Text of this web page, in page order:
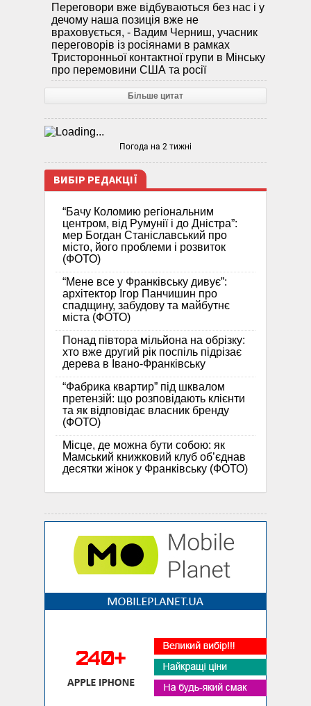
Переговори вже відбуваються без нас і у
дечому наша позиція вже не
враховується, - Вадим Черниш, учасник
переговорів із росіянами в рамках
Тристоронньої контактної групи в Мінську
про перемовини США та росії
Більше цитат
Погода на 2 тижні
ВИБІР РЕДАКЦІЇ
“Бачу Коломию регіональним
центром, від Румунії і до Дністра”:
мер Богдан Станіславський про
місто, його проблеми і розвиток
(ФОТО)
“Мене все у Франківську дивує”:
архітектор Ігор Панчишин про
спадщину, забудову та майбутнє
міста (ФОТО)
Понад півтора мільйона на обрізку:
хто вже другий рік поспіль підрізає
дерева в Івано-Франківську
“Фабрика квартир” під шквалом
претензій: що розповідають клієнти
та як відповідає власник бренду
(ФОТО)
Місце, де можна бути собою: як
Мамський книжковий клуб об’єднав
десятки жінок у Франківську (ФОТО)